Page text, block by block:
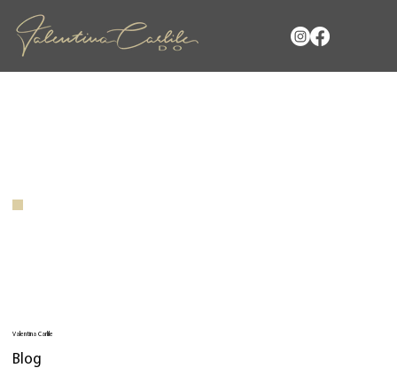
Valentina Carlile
Blog